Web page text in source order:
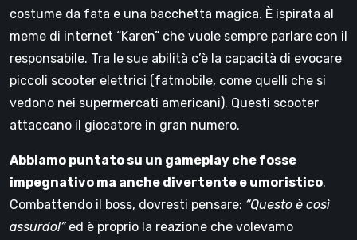
costume da fata e una bacchetta magica. È ispirata al
meme di internet “Karen” che vuole sempre parlare con il
responsabile. Tra le sue abilità c’è la capacità di evocare
piccoli scooter elettrici (fatmobile, come quelli che si
vedono nei supermercati americani). Questi scooter
attaccano il giocatore in gran numero.
Abbiamo puntato su un gameplay che fosse
impegnativo ma anche divertente e umoristico.
Combattendo il boss, dovresti pensare: “Questo è così
assurdo!”ed è proprio la reazione che volevamo